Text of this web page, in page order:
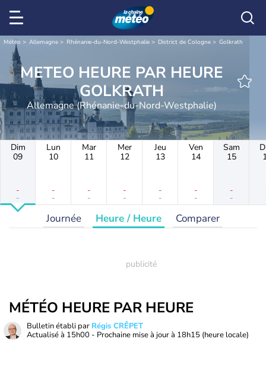
Météo Allemagne Rhénanie-du-Nord-Westphalie District de Cologne Golkrath
METEO HEURE PAR HEURE
GOLKRATH
Allemagne (Rhénanie-du-Nord-Westphalie)
Dim
09
-
-
Lun
10
-
-
Mar
11
-
-
Mer
12
-
-
Jeu
13
-
-
Ven
14
-
-
Sam
15
-
-
Journée Heure / Heure Comparer
MÉTÉO HEURE PAR HEURE
Bulletin établi par Régis CRÊPET
Actualisé à 15h00 - Prochaine mise à jour à 18h15 (heure locale)